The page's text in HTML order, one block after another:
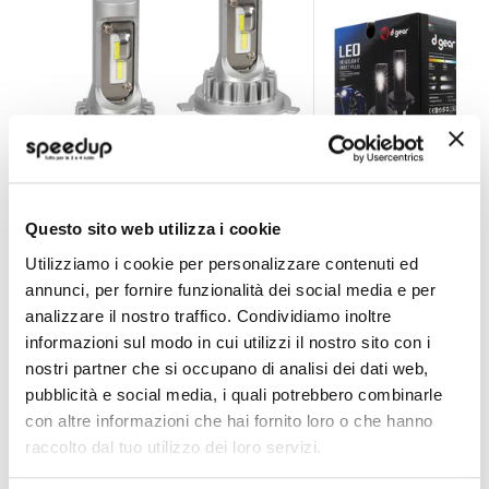
Questo sito web utilizza i cookie
Utilizziamo i cookie per personalizzare contenuti ed
annunci, per fornire funzionalità dei social media e per
analizzare il nostro traffico. Condividiamo inoltre
informazioni sul modo in cui utilizzi il nostro sito con i
nostri partner che si occupano di analisi dei dati web,
pubblicità e social media, i quali potrebbero combinarle
con altre informazioni che hai fornito loro o che hanno
raccolto dal tuo utilizzo dei loro servizi.
Lampadine H4 Halo Led - LAMPA
LAMPA
6500K 15W H4 12V/24V
Prezzo
speciale
69,30 €
CONSEGNA IN 48H Spedizione gratuita!
D-GEAR
White H11 6000K 12V
59,40 €
CONSEGNA IN 48H